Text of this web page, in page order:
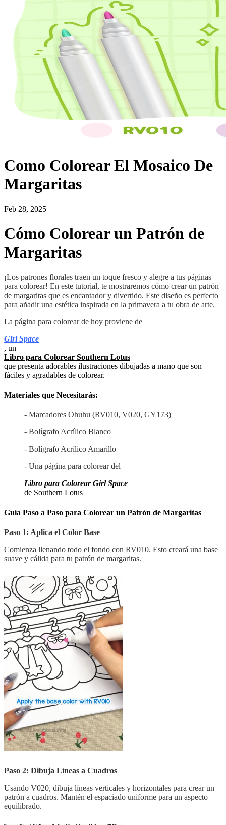
Como Colorear El Mosaico De
Margaritas
Feb 28, 2025
Cómo Colorear un Patrón de
Margaritas
¡Los patrones florales traen un toque fresco y alegre a tus páginas
para colorear! En este tutorial, te mostraremos cómo crear un patrón
de margaritas que es encantador y divertido. Este diseño es perfecto
para añadir una estética inspirada en la primavera a tu obra de arte.
La página para colorear de hoy proviene de
Girl Space
, un
Libro para Colorear Southern Lotus
que presenta adorables ilustraciones dibujadas a mano que son
fáciles y agradables de colorear.
Materiales que Necesitarás:
- Marcadores Ohuhu (RV010, V020, GY173)
- Bolígrafo Acrílico Blanco
- Bolígrafo Acrílico Amarillo
- Una página para colorear del
Libro para Colorear Girl Space
de Southern Lotus
Guía Paso a Paso para Colorear un Patrón de Margaritas
Paso 1: Aplica el Color Base
Comienza llenando todo el fondo con RV010. Esto creará una base
suave y cálida para tu patrón de margaritas.
Paso 2: Dibuja Líneas a Cuadros
Usando V020, dibuja líneas verticales y horizontales para crear un
patrón a cuadros. Mantén el espaciado uniforme para un aspecto
equilibrado.